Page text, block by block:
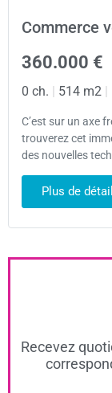
Commerce
360.000 €
0 ch. 514 m2
C’est sur un axe
trouverez cet
des nouvelles
Plus de
Recevez